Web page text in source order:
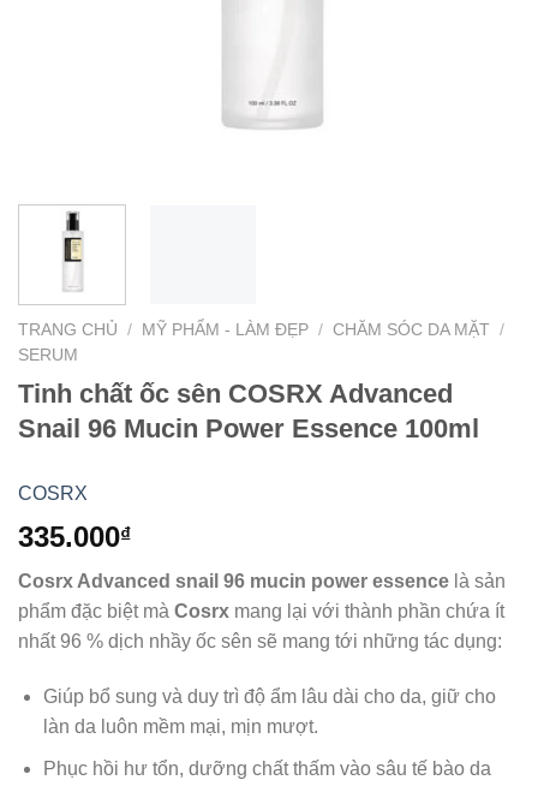
TRANG CHỦ / MỸ PHẨM - LÀM ĐẸP / CHĂM SÓC DA MẶT /
SERUM
Tinh chất ốc sên COSRX Advanced
Snail 96 Mucin Power Essence 100ml
COSRX
335.000₫
Cosrx Advanced snail 96 mucin power essence là sản
phẩm đặc biệt mà Cosrx mang lại với thành phần chứa ít
nhất 96 % dịch nhầy ốc sên sẽ mang tới những tác dụng:
Giúp bổ sung và duy trì độ ẩm lâu dài cho da, giữ cho
làn da luôn mềm mại, mịn mượt.
Phục hồi hư tổn, dưỡng chất thấm vào sâu tế bào da